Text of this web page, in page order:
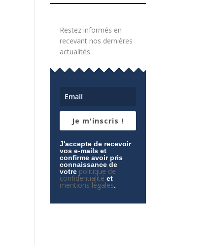
Restez informés en
recevant nos dernières
actualités.
Je m'inscris !
J'accepte de recevoir
vos e-mails et
confirme avoir pris
connaissance de
votre politique de
confidentialité et
mentions légales.